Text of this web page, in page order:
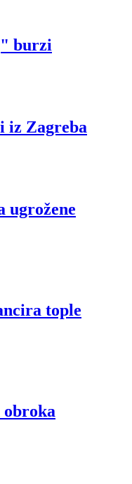
burzi
iz Zagreba
ugrožene
tople
obroka